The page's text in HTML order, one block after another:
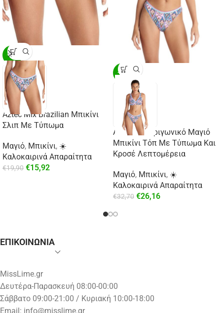
-20%
Aztec Mix Brazilian Μπικίνι
Σλιπ Με Τύπωμα
Μαγιό, Μπικίνι, ☀️
Καλοκαιρινά Απαραίτητα
€19,90 €15,92
-20%
Aztec Mix Τριγωνικό Μαγιό
Μπικίνι Τόπ Με Τύπωμα Και
Κροσέ Λεπτομέρεια
Μαγιό, Μπικίνι, ☀️
Καλοκαιρινά Απαραίτητα
€32,70 €26,16
ΕΠΙΚΟΙΝΩΝΙΑ
MissLime.gr
Δευτέρα-Παρασκευή 08:00-00:00
Σάββατο 09:00-21:00 / Κυριακή 10:00-18:00
Email: info@misslime.gr